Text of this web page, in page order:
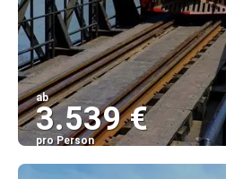
ab
3.539 €
pro Person
Sehen